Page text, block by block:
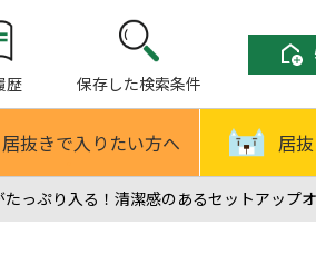
歴 保存した検索条件
居抜きで入りたい方へ 居
たっぷり入る！清潔感のあるセットアッ